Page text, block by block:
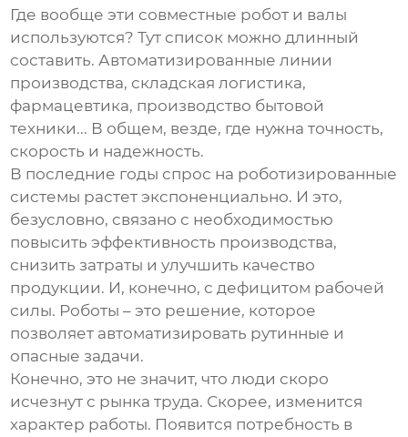
Где вообще эти совместные робот и валы
используются? Тут список можно длинный
составить. Автоматизированные линии
производства, складская логистика,
фармацевтика, производство бытовой
техники... В общем, везде, где нужна точность,
скорость и надежность.
В последние годы спрос на роботизированные
системы растет экспоненциально. И это,
безусловно, связано с необходимостью
повысить эффективность производства,
снизить затраты и улучшить качество
продукции. И, конечно, с дефицитом рабочей
силы. Роботы – это решение, которое
позволяет автоматизировать рутинные и
опасные задачи.
Конечно, это не значит, что люди скоро
исчезнут с рынка труда. Скорее, изменится
характер работы. Появится потребность в